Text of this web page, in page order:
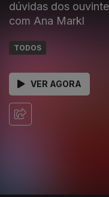
dúvidas dos
com Ana Markl
TODOS
VER AGORA